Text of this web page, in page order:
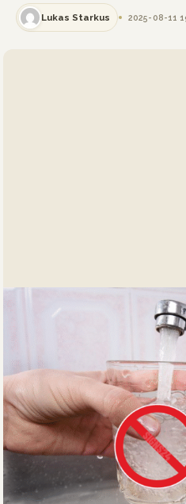
Lukas Starkus 2025-08-11